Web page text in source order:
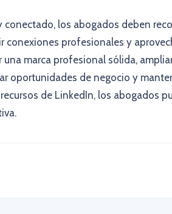
conectado, los abogados deben
conexiones profesionales y
marca profesional sólida,
oportunidades de negocio y
de LinkedIn, los abogados